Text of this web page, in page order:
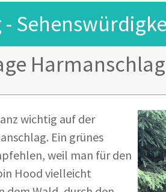
-
Harmanschlag
wichtig auf der
Ein grünes
weil man für den
Hood vielleicht